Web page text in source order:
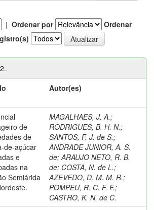
| Ordenar por
Ordenar
Autor(es)
de
de
de-açúcar
e
na
Semiárida
MAGALHAES, J. A.;
RODRIGUES, B. H. N.;
SANTOS, F. J. de S.;
ANDRADE JUNIOR, A. S.
de; ARAUJO NETO, R. B.
de; COSTA, N. de L.;
AZEVEDO, D. M. M. R.;
POMPEU, R. C. F. F.;
CASTRO, K. N. de C.